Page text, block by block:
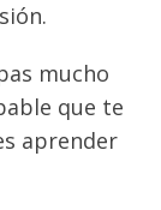
mucho
que te
aprender